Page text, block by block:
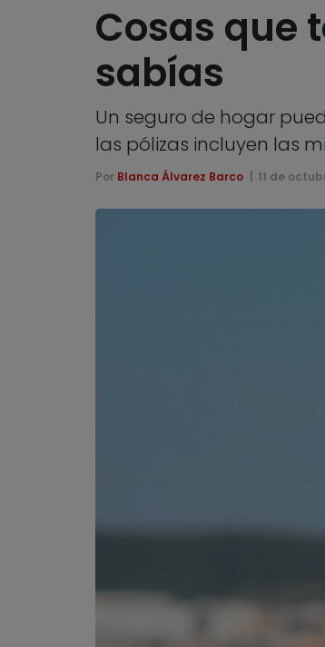
Cosas que
sabías
Un seguro de hogar
las pólizas incluyen las
Por Blanca Álvarez Barco 11 de